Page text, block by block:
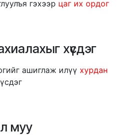
гэхээр цаг их ордог
хүсдэг
ашиглаж илүү хурдан
муу